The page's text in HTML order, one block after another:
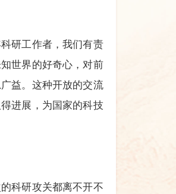
研工作者，我们有责
世界的好奇心，对前
益。这种开放的交流
进展，为国家的科技
科研攻关都离不开不